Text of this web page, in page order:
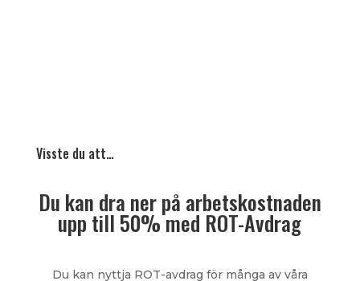
Visste du att…
Du kan dra ner på arbetskostnaden
upp till 50% med ROT-Avdrag
Du kan nyttja ROT-avdrag för många av våra